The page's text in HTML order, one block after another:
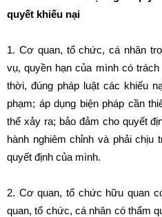
quyết khiếu nại
1. Cơ quan, tổ chức, cá nhân
vụ, quyền hạn của mình có
thời, đúng pháp luật các khiếu
phạm; áp dụng biện pháp cần
thể xảy ra; bảo đảm cho quyết
hành nghiêm chỉnh và phải chịu
quyết định của mình.
2. Cơ quan, tổ chức hữu quan
quan, tổ chức, cá nhân có thẩm